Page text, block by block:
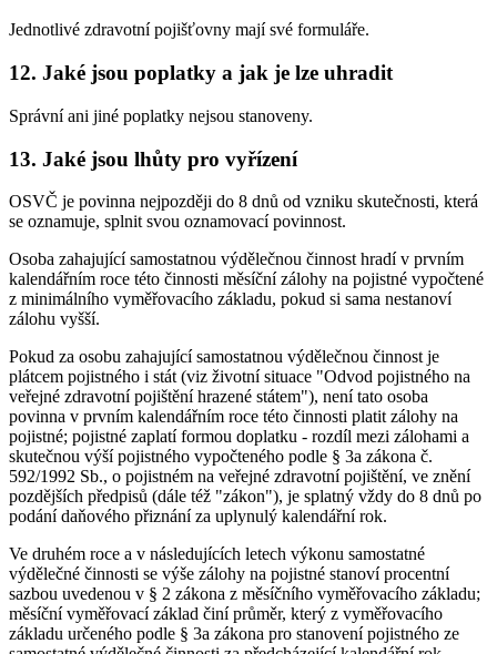
Jednotlivé zdravotní pojišťovny mají své formuláře.
12. Jaké jsou poplatky a jak je lze uhradit
Správní ani jiné poplatky nejsou stanoveny.
13. Jaké jsou lhůty pro vyřízení
OSVČ je povinna nejpozději do 8 dnů od vzniku skutečnosti, která
se oznamuje, splnit svou oznamovací povinnost.
Osoba zahajující samostatnou výdělečnou činnost hradí v prvním
kalendářním roce této činnosti měsíční zálohy na pojistné vypočtené
z minimálního vyměřovacího základu, pokud si sama nestanoví
zálohu vyšší.
Pokud za osobu zahajující samostatnou výdělečnou činnost je
plátcem pojistného i stát (viz životní situace "Odvod pojistného na
veřejné zdravotní pojištění hrazené státem"), není tato osoba
povinna v prvním kalendářním roce této činnosti platit zálohy na
pojistné; pojistné zaplatí formou doplatku - rozdíl mezi zálohami a
skutečnou výší pojistného vypočteného podle § 3a zákona č.
592/1992 Sb., o pojistném na veřejné zdravotní pojištění, ve znění
pozdějších předpisů (dále též "zákon"), je splatný vždy do 8 dnů po
podání daňového přiznání za uplynulý kalendářní rok.
Ve druhém roce a v následujících letech výkonu samostatné
výdělečné činnosti se výše zálohy na pojistné stanoví procentní
sazbou uvedenou v § 2 zákona z měsíčního vyměřovacího základu;
měsíční vyměřovací základ činí průměr, který z vyměřovacího
základu určeného podle § 3a zákona pro stanovení pojistného ze